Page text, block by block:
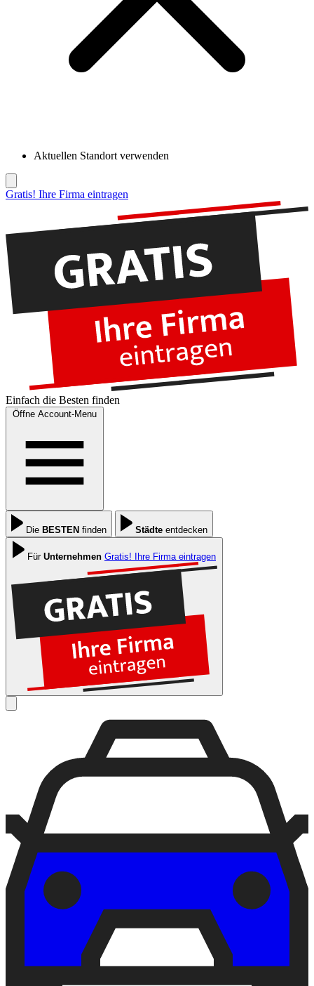
Aktuellen Standort verwenden
Gratis! Ihre Firma eintragen
Einfach die Besten finden
Öffne Account-Menu
Die BESTEN finden Städte entdecken
Für Unternehmen Gratis! Ihre Firma eintragen